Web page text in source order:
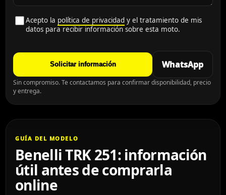
Acepto la política de privacidad y el tratamiento de mis
datos para recibir información sobre esta moto.
Solicitar información WhatsApp
Sin compromiso. Te contactamos para confirmar disponibilidad, precio
y entrega.
GUÍA DEL MODELO
Benelli TRK 251: información
útil antes de comprarla
online